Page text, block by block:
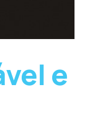
e